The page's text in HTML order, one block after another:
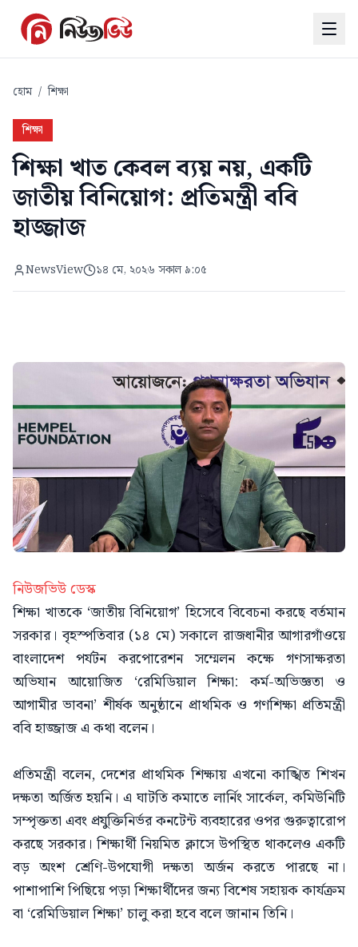
হোম / শিক্ষা
শিক্ষা
শিক্ষা খাত কেবল ব্যয় নয়, একটি
জাতীয় বিনিয়োগ: প্রতিমন্ত্রী ববি
হাজ্জাজ
NewsView ১৪ মে, ২০২৬ সকাল ৯:০৫
নিউজভিউ ডেস্ক
শিক্ষা খাতকে ‘জাতীয় বিনিয়োগ’ হিসেবে বিবেচনা করছে বর্তমান
সরকার। বৃহস্পতিবার (১৪ মে) সকালে রাজধানীর আগারগাঁওয়ে
বাংলাদেশ পর্যটন করপোরেশন সম্মেলন কক্ষে গণসাক্ষরতা
অভিযান আয়োজিত ‘রেমিডিয়াল শিক্ষা: কর্ম-অভিজ্ঞতা ও
আগামীর ভাবনা’ শীর্ষক অনুষ্ঠানে প্রাথমিক ও গণশিক্ষা প্রতিমন্ত্রী
ববি হাজ্জাজ এ কথা বলেন।
প্রতিমন্ত্রী বলেন, দেশের প্রাথমিক শিক্ষায় এখনো কাঙ্খিত শিখন
দক্ষতা অর্জিত হয়নি। এ ঘাটতি কমাতে লার্নিং সার্কেল, কমিউনিটি
সম্পৃক্ততা এবং প্রযুক্তিনির্ভর কনটেন্ট ব্যবহারের ওপর গুরুত্বারোপ
করছে সরকার। শিক্ষার্থী নিয়মিত ক্লাসে উপস্থিত থাকলেও একটি
বড় অংশ শ্রেণি-উপযোগী দক্ষতা অর্জন করতে পারছে না।
পাশাপাশি পিছিয়ে পড়া শিক্ষার্থীদের জন্য বিশেষ সহায়ক কার্যক্রম
বা ‘রেমিডিয়াল শিক্ষা’ চালু করা হবে বলে জানান তিনি।